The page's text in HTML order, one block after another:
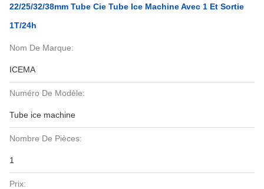
22/25/32/38mm Tube Cie Tube Ice Machine Avec 1 Et Sortie
1T/24h
Nom De Marque:
ICEMA
Numéro De Modèle:
Tube ice machine
Nombre De Pièces:
1
Prix: